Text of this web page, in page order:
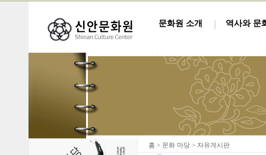
문화원 소개 역사와 문
홈 > 문화 마당 > 자유게시판